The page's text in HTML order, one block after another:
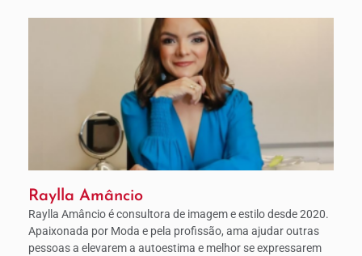
Raylla Amâncio
Raylla Amâncio é consultora de imagem e estilo desde 2020.
Apaixonada por Moda e pela profissão, ama ajudar outras
pessoas a elevarem a autoestima e melhor se expressarem